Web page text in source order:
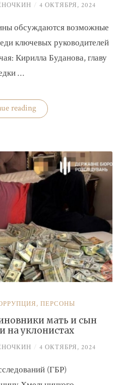
/ 4 ОКТЯБРЯ, 2024
обсуждаются возможные
ключевых руководителей
Кирилла Буданова, главу
…
reading«На
Банковой
Буданова
и
Умерова»
, ПЕРСОНЫ
мать и сын
на уклонистах
/ 4 ОКТЯБРЯ, 2024
(ГБР)